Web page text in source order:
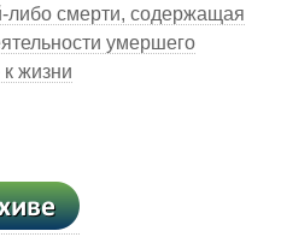
либо смерти, содержащая
умершего
к жизни